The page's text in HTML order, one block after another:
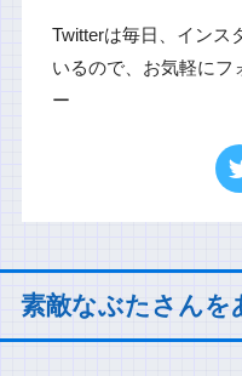
Twitterは毎日、インス
いるので、お気軽にフ
ー
素敵なぶたさんを